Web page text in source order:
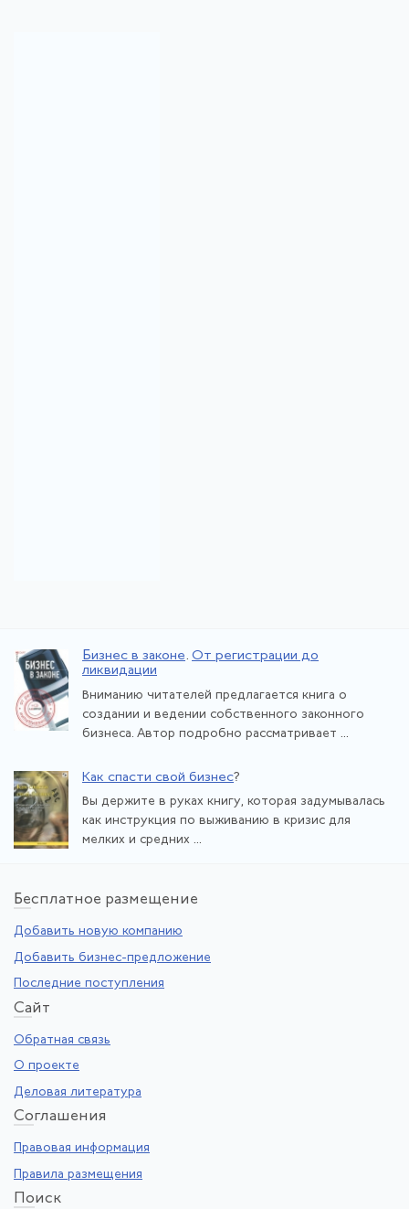
Бизнес в законе. От регистрации до
ликвидации
Вниманию читателей предлагается книга о
создании и ведении собственного законного
бизнеса. Автор подробно рассматривает ...
Как спасти свой бизнес?
Вы держите в руках книгу, которая задумывалась
как инструкция по выживанию в кризис для
мелких и средних ...
Бесплатное размещение
Добавить новую компанию
Добавить бизнес-предложение
Последние поступления
Сайт
Обратная связь
О проекте
Деловая литература
Соглашения
Правовая информация
Правила размещения
Поиск